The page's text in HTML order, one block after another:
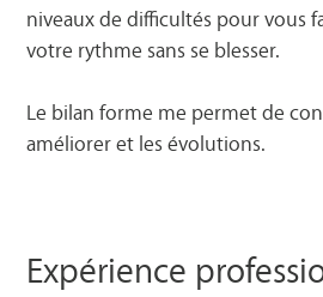
niveaux de difficultés pour vous
votre rythme sans se blesser.
Le bilan forme me permet de
améliorer et les évolutions.
Expérience